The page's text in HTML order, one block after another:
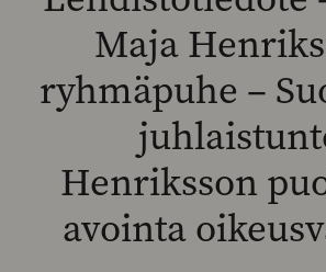
SEARCH
Maja
ryhmäpuhe –
Henriksson
avointa